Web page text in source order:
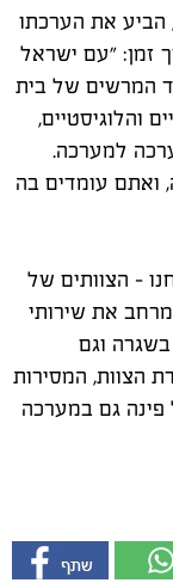
הביע את הערכתו
זמן: "עם ישראל
המרשים של בית
והלוגיסטיים,
למערכה.
ואתם עומדים בה
- הצוותים של
את שירותי
וגם
הצוות, המסירות
גם במערכה